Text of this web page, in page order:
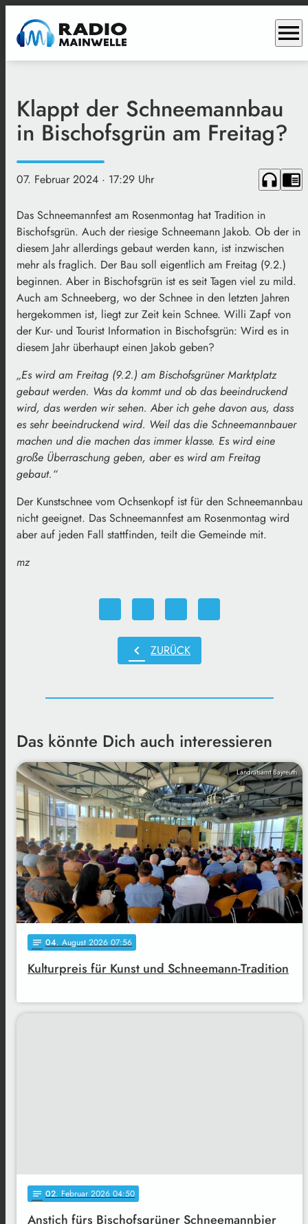
menu
Klappt der Schneemannbau
in Bischofsgrün am Freitag?
07. Februar 2024 · 17:29 Uhr headphones chrome_reader_mode
Das Schneemannfest am Rosenmontag hat Tradition in
Bischofsgrün. Auch der riesige Schneemann Jakob. Ob der in
diesem Jahr allerdings gebaut werden kann, ist inzwischen
mehr als fraglich. Der Bau soll eigentlich am Freitag (9.2.)
beginnen. Aber in Bischofsgrün ist es seit Tagen viel zu mild.
Auch am Schneeberg, wo der Schnee in den letzten Jahren
hergekommen ist, liegt zur Zeit kein Schnee. Willi Zapf von
der Kur- und Tourist Information in Bischofsgrün: Wird es in
diesem Jahr überhaupt einen Jakob geben?
„Es wird am Freitag (9.2.) am Bischofsgrüner Marktplatz
gebaut werden. Was da kommt und ob das beeindruckend
wird, das werden wir sehen. Aber ich gehe davon aus, dass
es sehr beeindruckend wird. Weil das die Schneemannbauer
machen und die machen das immer klasse. Es wird eine
große Überraschung geben, aber es wird am Freitag
gebaut.“
Der Kunstschnee vom Ochsenkopf ist für den Schneemannbau
nicht geeignet. Das Schneemannfest am Rosenmontag wird
aber auf jeden Fall stattfinden, teilt die Gemeinde mit.
mz
chevron_left ZURÜCK
Das könnte Dich auch interessieren
Landratsamt Bayreuth
notes 04. August 2026 07:56
Kulturpreis für Kunst und Schneemann-Tradition
notes 02. Februar 2026 04:50
Anstich fürs Bischofsgrüner Schneemannbier